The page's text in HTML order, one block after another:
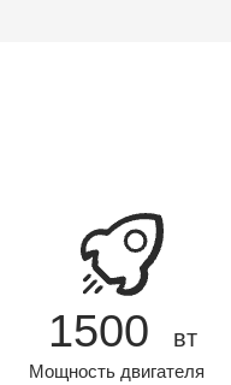
1500
Мощность двигателя
вт